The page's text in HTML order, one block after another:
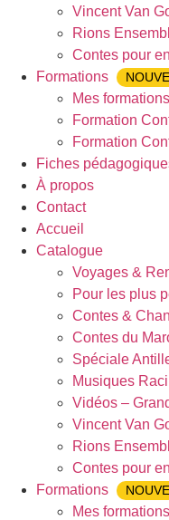
Vincent Van
Rions
Contes pour
Formations
Mes formations
Formation
Formation
Fiches
À propos
Contact
Accueil
Catalogue
Voyages &
Pour les plus
Contes &
Contes du
Spéciale
Musiques
Vidéos –
Vincent Van
Rions
Contes pour
Formations
Mes formations